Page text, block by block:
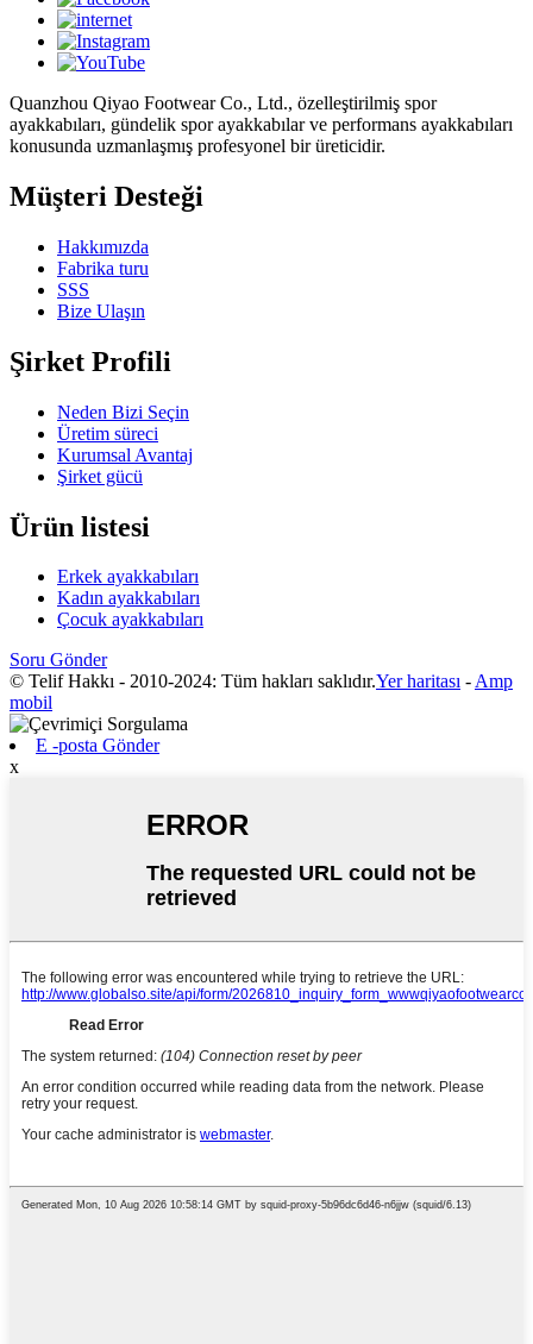
Quanzhou Qiyao Footwear Co., Ltd., özelleştirilmiş spor
ayakkabıları, gündelik spor ayakkabılar ve performans ayakkabıları
konusunda uzmanlaşmış profesyonel bir üreticidir.
Müşteri Desteği
Hakkımızda
Fabrika turu
SSS
Bize Ulaşın
Şirket Profili
Neden Bizi Seçin
Üretim süreci
Kurumsal Avantaj
Şirket gücü
Ürün listesi
Erkek ayakkabıları
Kadın ayakkabıları
Çocuk ayakkabıları
Soru Gönder
© Telif Hakkı - 2010-2024: Tüm hakları saklıdır.Yer haritası -Amp
mobil
E -posta Gönder
x